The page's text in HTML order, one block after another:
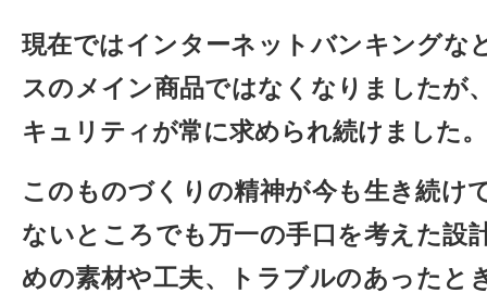
現在ではインターネットバンキングな
スのメイン商品ではなくなりましたが
キュリティが常に求められ続けました。
このものづくりの精神が今も生き続け
ないところでも万一の手口を考えた設
めの素材や工夫、トラブルのあったと